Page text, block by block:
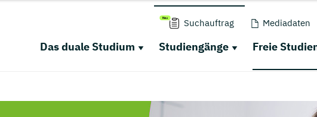
Suchauftrag Mediadaten
Das duale Studium Studiengänge Freie